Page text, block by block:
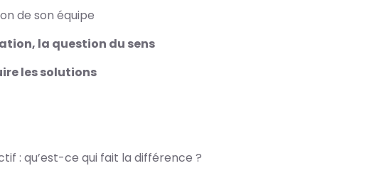
de son équipe
la question du sens
les solutions
: qu’est-ce qui fait la différence ?